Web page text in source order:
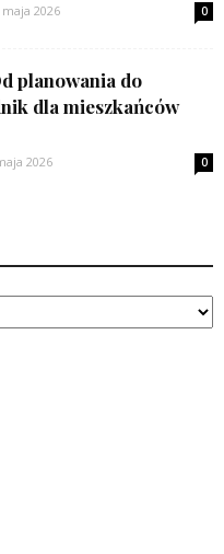
maja 2026 0
planowania do
dla mieszkańców
2026 0